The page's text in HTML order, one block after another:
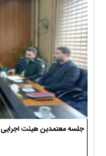
جلسه معتمدین هیئت اجرایی